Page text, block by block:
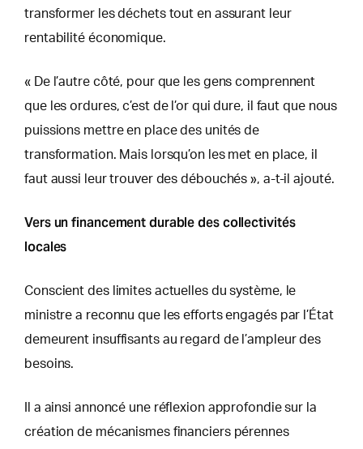
transformer les déchets tout en assurant leur
rentabilité économique.
« De l’autre côté, pour que les gens comprennent
que les ordures, c’est de l’or qui dure, il faut que nous
puissions mettre en place des unités de
transformation. Mais lorsqu’on les met en place, il
faut aussi leur trouver des débouchés », a-t-il ajouté.
Vers un financement durable des collectivités
locales
Conscient des limites actuelles du système, le
ministre a reconnu que les efforts engagés par l’État
demeurent insuffisants au regard de l’ampleur des
besoins.
Il a ainsi annoncé une réflexion approfondie sur la
création de mécanismes financiers pérennes